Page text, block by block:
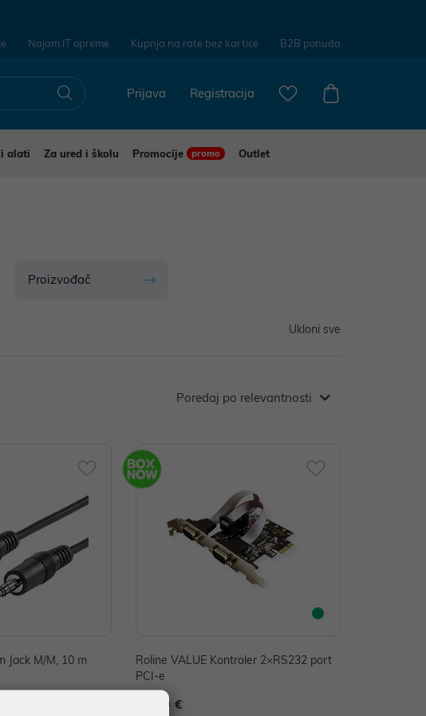
Najam IT opreme Kupnja na rate bez kartice B2B ponuda
Registracija
Prijava
alati Za ured i školu Promocije promo
Outlet
Proizvođač
Ukloni sve
Poredaj po relevantnosti
Jack M/M, 10 m
Roline VALUE Kontroler 2×RS232 port
PCI-e
41,00 €